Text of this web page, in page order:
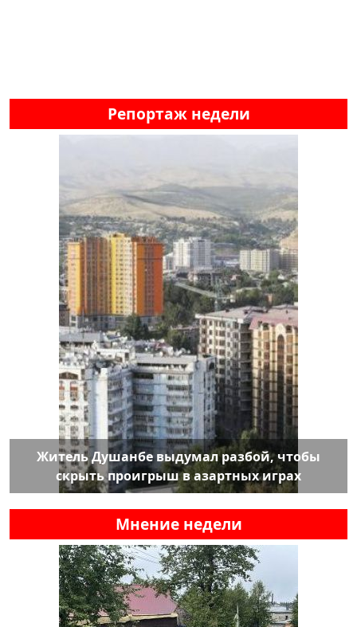
Репортаж недели
Житель Душанбе выдумал разбой, чтобы
скрыть проигрыш в азартных играх
Мнение недели